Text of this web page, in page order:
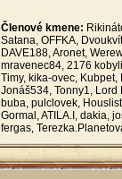
Členové kmene:
Satana, OFFKA,
DAVE188, Aronet,
mravenec84, 2176
Timy, kika-ovec,
Jonáš534, Tonny1, Lord
buba, pulclovek,
Gormal, ATILA.I, dakia,
fergas,